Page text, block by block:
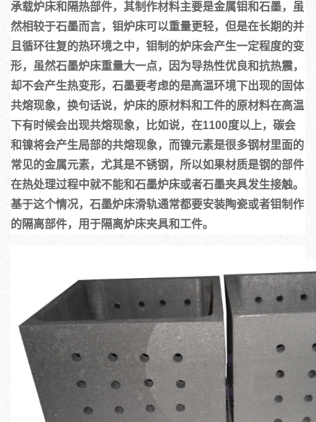
承载炉床和隔热部件，其制作材料主要是金属钼和石墨，虽
然相较于石墨而言，钼炉床可以重量更轻，但是在长期的并
且循环往复的热环境之中，钼制的炉床会产生一定程度的变
形，虽然石墨炉床重量大一点，因为导热性优良和抗热震，
却不会产生热变形，石墨要考虑的是高温环境下出现的固体
共熔现象，换句话说，炉床的原材料和工件的原材料在高温
下有时候会出现共熔现象，比如说，在1100度以上，碳会
和镍将会产生局部的共熔现象，而镍元素是很多钢材里面的
常见的金属元素，尤其是不锈钢，所以如果材质是钢的部件
在热处理过程中就不能和石墨炉床或者石墨夹具发生接触。
基于这个情况，石墨炉床滑轨通常都要安装陶瓷或者钼制作
的隔离部件，用于隔离炉床夹具和工件。